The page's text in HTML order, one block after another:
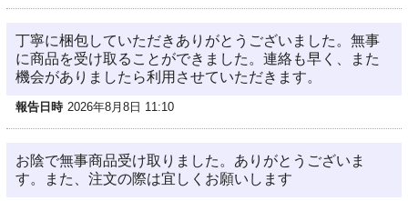
丁寧に梱包していただきありがとうございました。無事
に商品を受け取ることができました。連絡も早く、また
機会がありましたら利用させていただきます。
報告日時 2026年8月8日 11:10
お陰で無事商品受け取りました。ありがとうございま
す。また、注文の際は宜しくお願いします